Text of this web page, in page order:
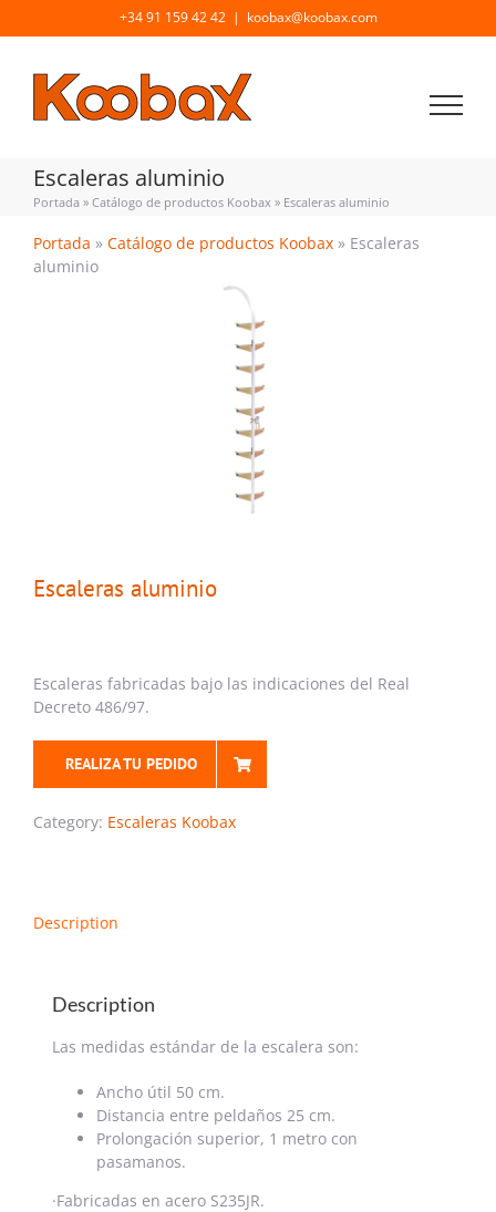
al
+34 91 159 42 42 | koobax@koobax.com
Escaleras aluminio
Portada » Catálogo de productos Koobax » Escaleras aluminio
Portada » Catálogo de productos Koobax » Escaleras
aluminio
Escaleras aluminio
Escaleras fabricadas bajo las indicaciones del Real
Decreto 486/97.
REALIZA TU PEDIDO
Category: Escaleras Koobax
Description
Description
Las medidas estándar de la escalera son:
Ancho útil 50 cm.
Distancia entre peldaños 25 cm.
Prolongación superior, 1 metro con
pasamanos.
·Fabricadas en acero S235JR.